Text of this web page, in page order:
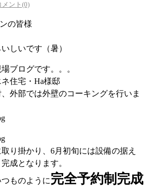
メント(0)
の皆様
しいです（暑）
ブログです。。。
住宅・Ha様邸
外部では外壁のコーキングを行いま
り掛かり、6月初旬には設備の据え
成となります。
ものように完全予約制完成